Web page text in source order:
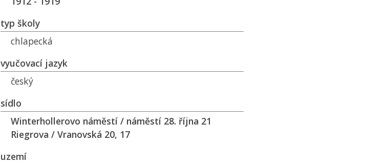
typ školy
chlapecká
vyučovací jazyk
český
sídlo
Winterhollerovo náměstí / náměstí 28. října 21
Riegrova / Vranovská 20, 17
uzemí